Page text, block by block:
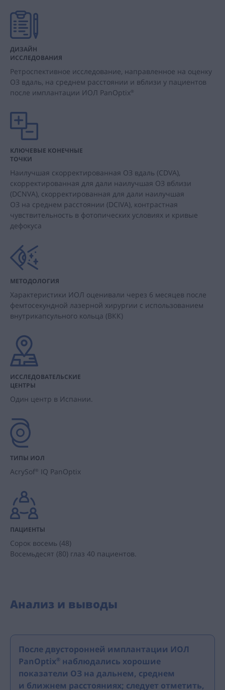
ДИЗАЙН
ИССЛЕДОВАНИЯ
Ретроспективное исследование, направленное на оценку
ОЗ вдаль, на среднем расстоянии и вблизи у пациентов
после имплантации ИОЛ PanOptix®
КЛЮЧЕВЫЕ КОНЕЧНЫЕ
ТОЧКИ
Наилучшая скорректированная ОЗ вдаль (CDVA),
скорректированная для дали наилучшая ОЗ вблизи
(DCNVA), скорректированная для дали наилучшая
ОЗ на среднем расстоянии (DCIVA), контрастная
чувствительность в фотопических условиях и кривые
дефокуса
МЕТОДОЛОГИЯ
Характеристики ИОЛ оценивали через 6 месяцев после
фемтосекундной лазерной хирургии с использованием
внутрикапсульного кольца (ВКК)
ИССЛЕДОВАТЕЛЬСКИЕ
ЦЕНТРЫ
Один центр в Испании.
ТИПЫ ИОЛ
AcrySof® IQ PanOptix
ПАЦИЕНТЫ
Сорок восемь (48)
Восемьдесят (80) глаз 40 пациентов.
Анализ и выводы
После двусторонней имплантации ИОЛ
PanOptix® наблюдались хорошие
показатели ОЗ на дальнем, среднем
и ближнем расстояниях; следует отметить,